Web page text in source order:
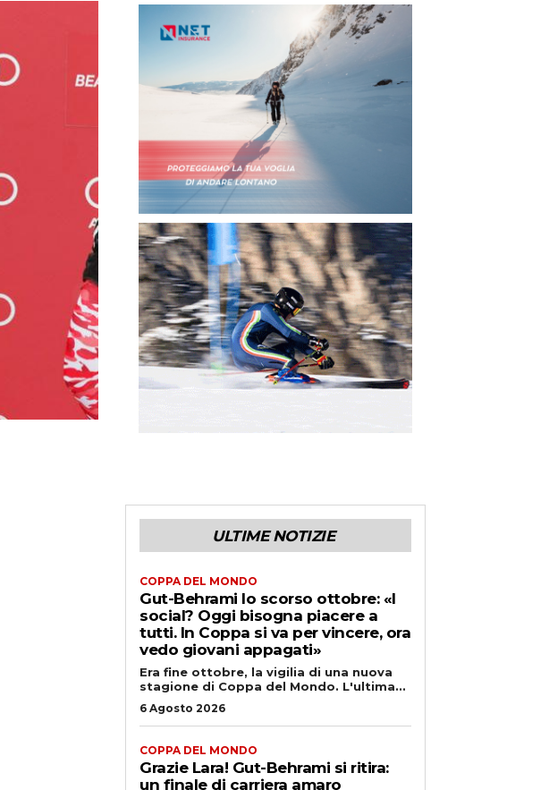
ULTIME NOTIZIE
COPPA DEL MONDO
Gut-Behrami lo scorso ottobre: «I
social? Oggi bisogna piacere a
tutti. In Coppa si va per vincere, ora
vedo giovani appagati»
Era fine ottobre, la vigilia di una nuova
stagione di Coppa del Mondo. L'ultima...
6 Agosto 2026
COPPA DEL MONDO
Grazie Lara! Gut-Behrami si ritira:
un finale di carriera amaro